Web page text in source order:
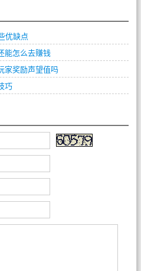
优缺点
能怎么去赚钱
家奖励声望值吗
巧